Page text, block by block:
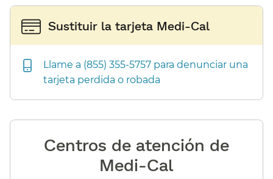
Sustituir la tarjeta Medi-Cal​​
Llame a (855) 355-5757 para denunciar una
tarjeta perdida o robada​​
Centros de atención de
Medi-Cal​​